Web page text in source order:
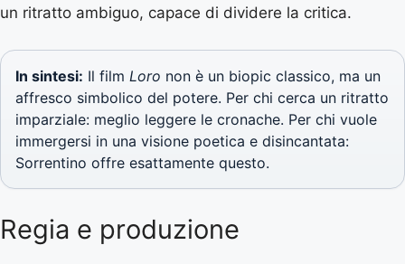
un ritratto ambiguo, capace di dividere la critica.
In sintesi: Il film Loro non è un biopic classico, ma un
affresco simbolico del potere. Per chi cerca un ritratto
imparziale: meglio leggere le cronache. Per chi vuole
immergersi in una visione poetica e disincantata:
Sorrentino offre esattamente questo.
Regia e produzione